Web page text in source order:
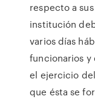
respecto a
institución
varios días
funcionarios y
el ejercicio
que ésta se